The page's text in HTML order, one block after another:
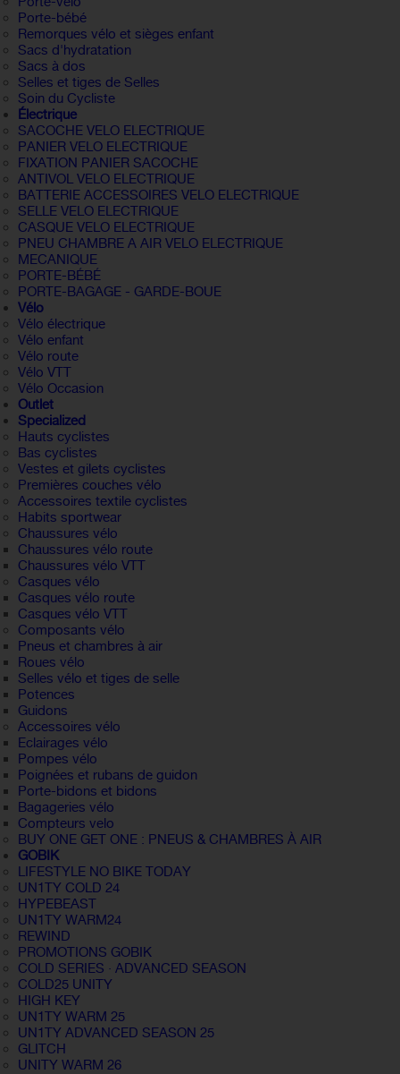
Porte-bébé
Remorques vélo et sièges enfant
Sacs d'hydratation
Sacs à dos
Selles et tiges de Selles
Soin du Cycliste
Électrique
SACOCHE VELO ELECTRIQUE
PANIER VELO ELECTRIQUE
FIXATION PANIER SACOCHE
ANTIVOL VELO ELECTRIQUE
BATTERIE ACCESSOIRES VELO ELECTRIQUE
SELLE VELO ELECTRIQUE
CASQUE VELO ELECTRIQUE
PNEU CHAMBRE A AIR VELO ELECTRIQUE
MECANIQUE
PORTE-BÉBÉ
PORTE-BAGAGE - GARDE-BOUE
Vélo
Vélo électrique
Vélo enfant
Vélo route
Vélo VTT
Vélo Occasion
Outlet
Specialized
Hauts cyclistes
Bas cyclistes
Vestes et gilets cyclistes
Premières couches vélo
Accessoires textile cyclistes
Habits sportwear
Chaussures vélo
Chaussures vélo route
Chaussures vélo VTT
Casques vélo
Casques vélo route
Casques vélo VTT
Composants vélo
Pneus et chambres à air
Roues vélo
Selles vélo et tiges de selle
Potences
Guidons
Accessoires vélo
Eclairages vélo
Pompes vélo
Poignées et rubans de guidon
Porte-bidons et bidons
Bagageries vélo
Compteurs velo
BUY ONE GET ONE : PNEUS & CHAMBRES À AIR
GOBIK
LIFESTYLE NO BIKE TODAY
UN1TY COLD 24
HYPEBEAST
UN1TY WARM24
REWIND
PROMOTIONS GOBIK
COLD SERIES · ADVANCED SEASON
COLD25 UNITY
HIGH KEY
UN1TY WARM 25
UN1TY ADVANCED SEASON 25
GLITCH
UNITY WARM 26